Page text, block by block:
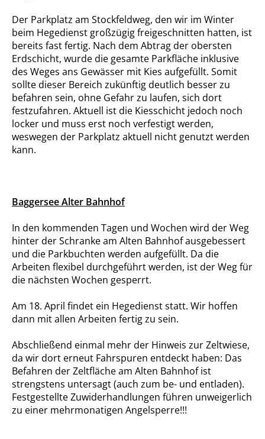
Der Parkplatz am Stockfeldweg, den wir im Winter
beim Hegedienst großzügig freigeschnitten hatten, ist
bereits fast fertig. Nach dem Abtrag der obersten
Erdschicht, wurde die gesamte Parkfläche inklusive
des Weges ans Gewässer mit Kies aufgefüllt. Somit
sollte dieser Bereich zukünftig deutlich besser zu
befahren sein, ohne Gefahr zu laufen, sich dort
festzufahren. Aktuell ist die Kiesschicht jedoch noch
locker und muss erst noch verfestigt werden,
weswegen der Parkplatz aktuell nicht genutzt werden
kann.
Baggersee Alter Bahnhof
In den kommenden Tagen und Wochen wird der Weg
hinter der Schranke am Alten Bahnhof ausgebessert
und die Parkbuchten werden aufgefüllt. Da die
Arbeiten flexibel durchgeführt werden, ist der Weg für
die nächsten Wochen gesperrt.
Am 18. April findet ein Hegedienst statt. Wir hoffen
dann mit allen Arbeiten fertig zu sein.
Abschließend einmal mehr der Hinweis zur Zeltwiese,
da wir dort erneut Fahrspuren entdeckt haben: Das
Befahren der Zeltfläche am Alten Bahnhof ist
strengstens untersagt (auch zum be- und entladen).
Festgestellte Zuwiderhandlungen führen unweigerlich
zu einer mehrmonatigen Angelsperre!!!